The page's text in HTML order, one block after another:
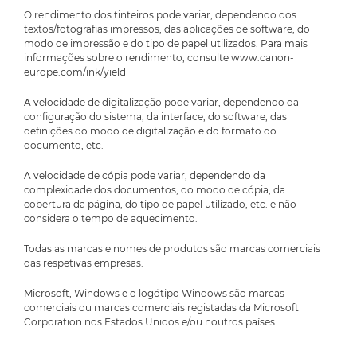
O rendimento dos tinteiros pode variar, dependendo dos
textos/fotografias impressos, das aplicações de software, do
modo de impressão e do tipo de papel utilizados. Para mais
informações sobre o rendimento, consulte www.canon-
europe.com/ink/yield
A velocidade de digitalização pode variar, dependendo da
configuração do sistema, da interface, do software, das
definições do modo de digitalização e do formato do
documento, etc.
A velocidade de cópia pode variar, dependendo da
complexidade dos documentos, do modo de cópia, da
cobertura da página, do tipo de papel utilizado, etc. e não
considera o tempo de aquecimento.
Todas as marcas e nomes de produtos são marcas comerciais
das respetivas empresas.
Microsoft, Windows e o logótipo Windows são marcas
comerciais ou marcas comerciais registadas da Microsoft
Corporation nos Estados Unidos e/ou noutros países.